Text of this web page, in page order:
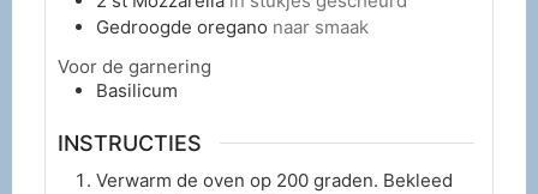
Gedroogde oregano naar smaak
Voor de garnering
Basilicum
INSTRUCTIES
Verwarm de oven op 200 graden. Bekleed